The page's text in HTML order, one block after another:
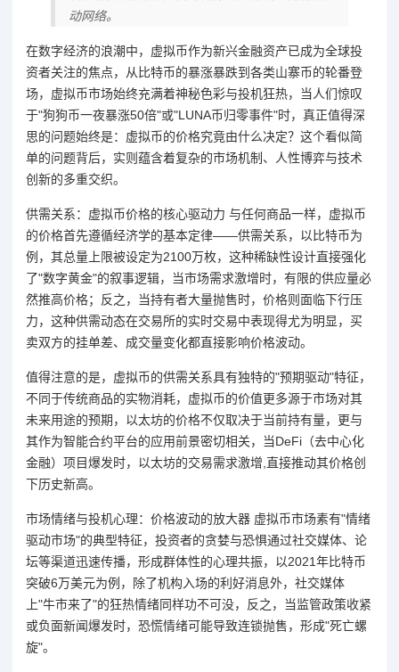
动网络。
在数字经济的浪潮中，虚拟币作为新兴金融资产已成为全球投
资者关注的焦点，从比特币的暴涨暴跌到各类山寨币的轮番登
场，虚拟币市场始终充满着神秘色彩与投机狂热，当人们惊叹
于"狗狗币一夜暴涨50倍"或"LUNA币归零事件"时，真正值得深
思的问题始终是：虚拟币的价格究竟由什么决定？这个看似简
单的问题背后，实则蕴含着复杂的市场机制、人性博弈与技术
创新的多重交织。
供需关系：虚拟币价格的核心驱动力 与任何商品一样，虚拟币
的价格首先遵循经济学的基本定律——供需关系，以比特币为
例，其总量上限被设定为2100万枚，这种稀缺性设计直接强化
了"数字黄金"的叙事逻辑，当市场需求激增时，有限的供应量必
然推高价格；反之，当持有者大量抛售时，价格则面临下行压
力，这种供需动态在交易所的实时交易中表现得尤为明显，买
卖双方的挂单差、成交量变化都直接影响价格波动。
值得注意的是，虚拟币的供需关系具有独特的"预期驱动"特征，
不同于传统商品的实物消耗，虚拟币的价值更多源于市场对其
未来用途的预期，以太坊的价格不仅取决于当前持有量，更与
其作为智能合约平台的应用前景密切相关，当DeFi（去中心化
金融）项目爆发时，以太坊的交易需求激增,直接推动其价格创
下历史新高。
市场情绪与投机心理：价格波动的放大器 虚拟币市场素有"情绪
驱动市场"的典型特征，投资者的贪婪与恐惧通过社交媒体、论
坛等渠道迅速传播，形成群体性的心理共振，以2021年比特币
突破6万美元为例，除了机构入场的利好消息外，社交媒体
上"牛市来了"的狂热情绪同样功不可没，反之，当监管政策收紧
或负面新闻爆发时，恐慌情绪可能导致连锁抛售，形成"死亡螺
旋"。